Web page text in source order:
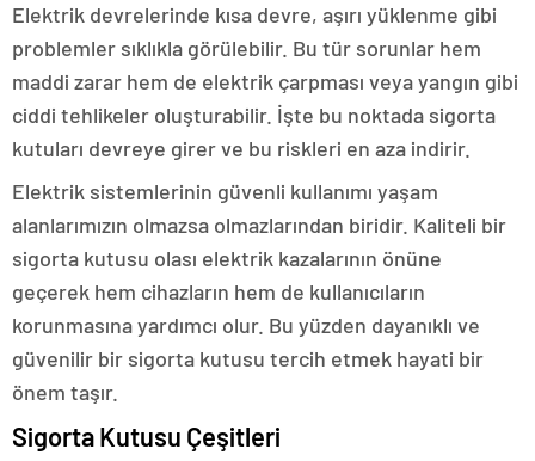
Elektrik devrelerinde kısa devre, aşırı yüklenme gibi
problemler sıklıkla görülebilir. Bu tür sorunlar hem
maddi zarar hem de elektrik çarpması veya yangın gibi
ciddi tehlikeler oluşturabilir. İşte bu noktada sigorta
kutuları devreye girer ve bu riskleri en aza indirir.
Elektrik sistemlerinin güvenli kullanımı yaşam
alanlarımızın olmazsa olmazlarından biridir. Kaliteli bir
sigorta kutusu olası elektrik kazalarının önüne
geçerek hem cihazların hem de kullanıcıların
korunmasına yardımcı olur. Bu yüzden dayanıklı ve
güvenilir bir sigorta kutusu tercih etmek hayati bir
önem taşır.
Sigorta Kutusu Çeşitleri